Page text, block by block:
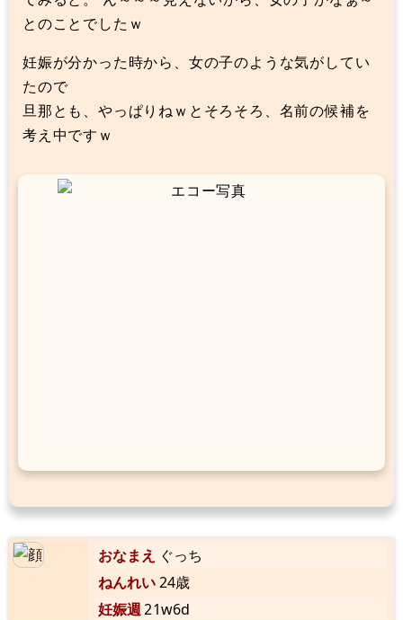
とのことでしたｗ
妊娠が分かった時から、女の子のような気がしてい
たので
旦那とも、やっぱりねｗとそろそろ、名前の候補を
考え中ですｗ
おなまえ ぐっち
ねんれい24歳
妊娠週21w6d